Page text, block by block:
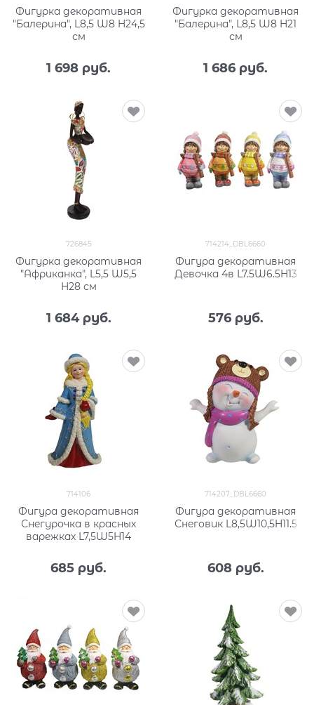
Фигурка декоративная
"Балерина", L8,5 W8 H24,5
см
1 698 руб.
Фигурка декоративная
"Балерина", L8,5 W8 H21
см
1 686 руб.
726845
Фигурка декоративная
"Африканка", L5,5 W5,5
H28 см
1 684 руб.
714214_DBL6660
Фигура декоративная
Девочка 4в L7.5W6.5H13
576 руб.
714106
Фигура декоративная
Снегурочка в красных
варежках L7,5W5H14
685 руб.
714207_DBL6660
Фигура декоративная
Снеговик L8,5W10,5H11.5
608 руб.